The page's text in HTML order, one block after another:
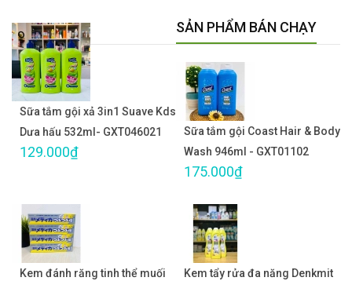
Sữa tắm gội xả 3in1 Suave Kds
Dưa hấu 532ml- GXT046021
129.000₫
SẢN PHẨM BÁN CHẠY
Sữa tắm gội Coast Hair & Body
Wash 946ml - GXT01102
175.000₫
Kem đánh răng tinh thể muối
Kem tẩy rửa đa năng Denkmit